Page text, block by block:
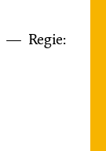
Regie: